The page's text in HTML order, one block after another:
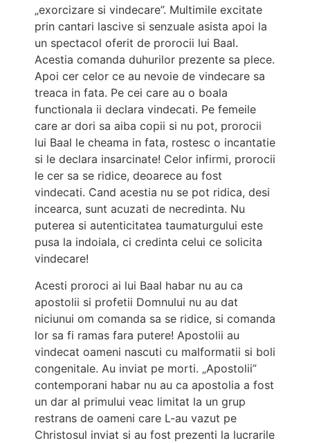
„exorcizare si vindecare”. Multimile excitate
prin cantari lascive si senzuale asista apoi la
un spectacol oferit de prorocii lui Baal.
Acestia comanda duhurilor prezente sa plece.
Apoi cer celor ce au nevoie de vindecare sa
treaca in fata. Pe cei care au o boala
functionala ii declara vindecati. Pe femeile
care ar dori sa aiba copii si nu pot, prorocii
lui Baal le cheama in fata, rostesc o incantatie
si le declara insarcinate! Celor infirmi, prorocii
le cer sa se ridice, deoarece au fost
vindecati. Cand acestia nu se pot ridica, desi
incearca, sunt acuzati de necredinta. Nu
puterea si autenticitatea taumaturgului este
pusa la indoiala, ci credinta celui ce solicita
vindecare!
Acesti proroci ai lui Baal habar nu au ca
apostolii si profetii Domnului nu au dat
niciunui om comanda sa se ridice, si comanda
lor sa fi ramas fara putere! Apostolii au
vindecat oameni nascuti cu malformatii si boli
congenitale. Au inviat pe morti. „Apostolii”
contemporani habar nu au ca apostolia a fost
un dar al primului veac limitat la un grup
restrans de oameni care L-au vazut pe
Christosul inviat si au fost prezenti la lucrarile